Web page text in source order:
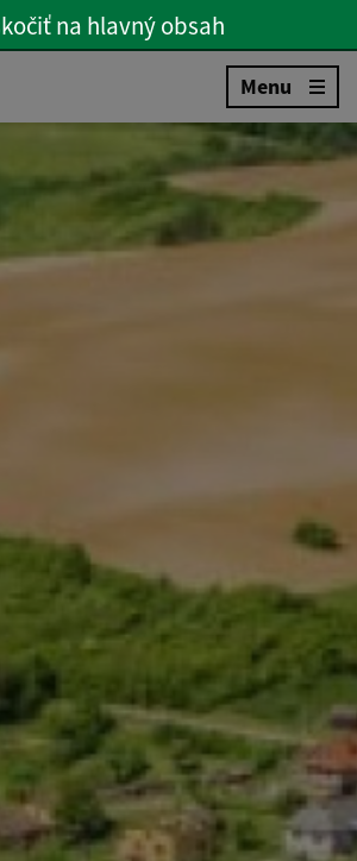
na hlavné menu
na hlavný obsah
Slovenčina
Menu